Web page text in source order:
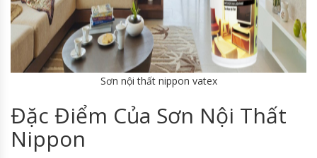
Sơn nội thất nippon vatex
Đặc Điểm Của Sơn Nội Thất
Nippon